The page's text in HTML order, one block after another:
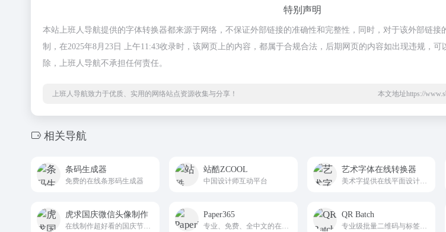
特别声明
本站上班人导航提供的字体转换器都来源于网络，不保证外部链接的准确性和完整性，同时，对于该外部链接
制，在2025年8月23日 上午11:43收录时，该网页上的内容，都属于合规合法，后期网页的内容如出现违规，可
除，上班人导航不承担任何责任。
上班人导航致力于优质、实用的网络站点资源收集与分享！ 本文地址https://
相关导航
条码生成器
免费的在线条形码生成器
站酷ZCOOL
中国设计师互动平台
艺术字体在线转换器
美术字提供在线平面设计，艺术字体在线转换，艺术字在线生成，字体描边，字体特效，字体投影，字体立体效果，字体加粗，字体渐变，字体倾斜，字体特效，字体填充，banner图设计、广告店招在线设计！
虎求国庆微信头像制作 Paper365 QR Batch
专业级批量二维码与标签在线生成平台